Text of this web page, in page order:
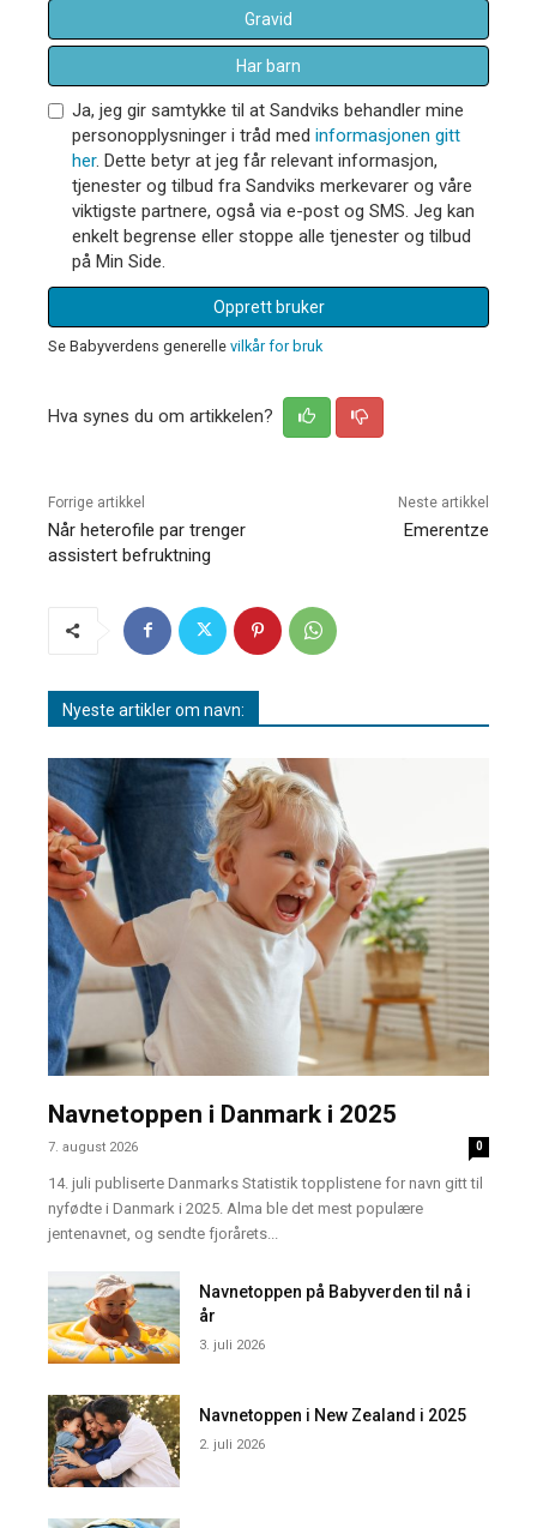
Gravid
Har barn
Ja, jeg gir samtykke til at Sandviks behandler mine
personopplysninger i tråd med informasjonen gitt
her. Dette betyr at jeg får relevant informasjon,
tjenester og tilbud fra Sandviks merkevarer og våre
viktigste partnere, også via e-post og SMS. Jeg kan
enkelt begrense eller stoppe alle tjenester og tilbud
på Min Side.
Opprett bruker
Se Babyverdens generelle vilkår for bruk
Hva synes du om artikkelen?
Forrige artikkel
Når heterofile par trenger
assistert befruktning
Neste artikkel
Emerentze
Nyeste artikler om navn:
Navnetoppen i Danmark i 2025
7. august 2026 0
14. juli publiserte Danmarks Statistik topplistene for navn gitt til
nyfødte i Danmark i 2025. Alma ble det mest populære
jentenavnet, og sendte fjorårets...
Navnetoppen på Babyverden til nå i
år
3. juli 2026
Navnetoppen i New Zealand i 2025
2. juli 2026